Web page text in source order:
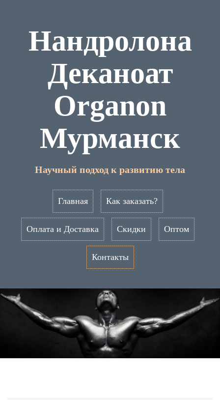
Нандролона
Деканоат
Organon
Мурманск
Научный подход к развитию тела
Главная Как заказать?
Оплата и Доставка Скидки Оптом
Контакты